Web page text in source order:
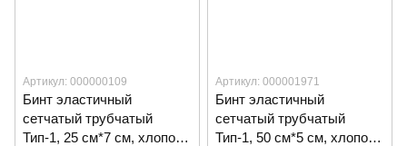
Артикул: 000000109
Бинт эластичный
сетчатый трубчатый
Тип-1, 25 см*7 см, хлопок/
Артикул: 000001971
Бинт эластичный
сетчатый трубчатый
Тип-1, 50 см*5 см, хлопок/